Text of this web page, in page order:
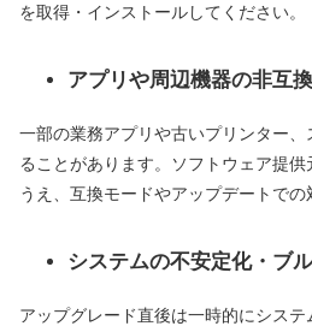
を取得・インストールしてください。
アプリや周辺機器の非互換
一部の業務アプリや古いプリンター
ることがあります。ソフトウェア提
うえ、互換モードやアップデートでの
システムの不安定化・ブ
アップグレード直後は一時的にシス